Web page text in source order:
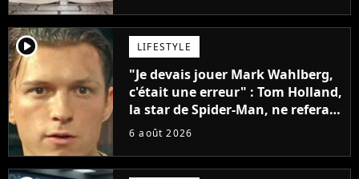
player2 LIFESTYLE
"Je devais jouer Mark Wahlberg,
c'était une erreur" : Tom Holland,
la star de Spider-Man, ne referait
pas ce blockbuster
6 août 2026